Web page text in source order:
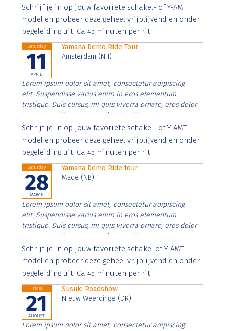
Aenean faucibus nibh et justo cursus id rutrum lorem
imperdiet. Nunc ut sem vitae risus tristique posuere.
Schrijf je in op jouw favoriete schakel- of Y-AMT
model en probeer deze geheel vrijblijvend en onder
begeleiding uit. Ca 45 minuten per rit!
Saturday
11
APRIL
Yamaha Demo Ride Tour
Amsterdam (NH)
Lorem ipsum dolor sit amet, consectetur adipiscing
elit. Suspendisse varius enim in eros elementum
tristique. Duis cursus, mi quis viverra ornare, eros dolor
interdum nulla, ut commodo diam libero vitae erat.
Aenean faucibus nibh et justo cursus id rutrum lorem
imperdiet. Nunc ut sem vitae risus tristique posuere.
Schrijf je in op jouw favoriete schakel- of Y-AMT
model en probeer deze geheel vrijblijvend en onder
begeleiding uit. Ca 45 minuten per rit!
Saturday
28
MARCH
Yamaha Demo Ride tour
Made (NB)
Lorem ipsum dolor sit amet, consectetur adipiscing
elit. Suspendisse varius enim in eros elementum
tristique. Duis cursus, mi quis viverra ornare, eros dolor
interdum nulla, ut commodo diam libero vitae erat.
Aenean faucibus nibh et justo cursus id rutrum lorem
imperdiet. Nunc ut sem vitae risus tristique posuere.
Schrijf je in op jouw favoriete schakel of Y-AMT
model en probeer deze geheel vrijblijvend en onder
begeleiding uit. Ca 45 minuten per rit!
Friday
21
AUGUST
Susuki Roadshow
NIeuw Weerdinge (DR)
Lorem ipsum dolor sit amet, consectetur adipiscing